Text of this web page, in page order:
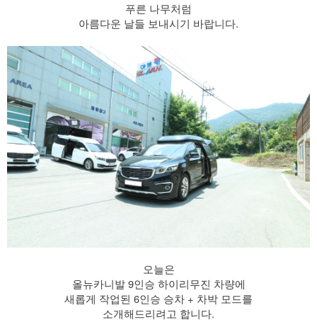
푸른 나무처럼
아름다운 날들 보내시기 바랍니다.
오늘은
올뉴카니발 9인승 하이리무진 차량에
새롭게 작업된 6인승 승차 + 차박 모드를
소개해드리려고 합니다.